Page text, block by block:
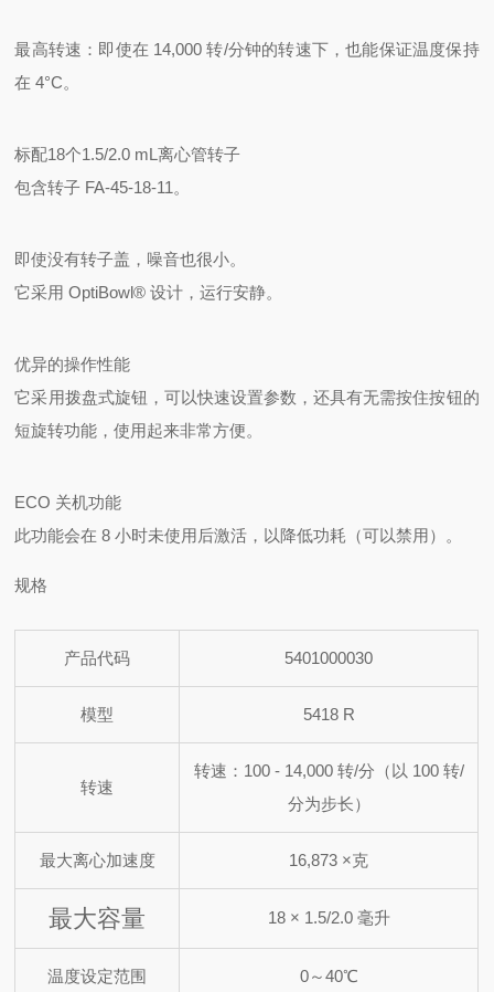
最高转速：即使在 14,000 转/分钟的转速下，也能保证温度保持
在 4°C。
标配18个1.5/2.0 mL离心管转子
包含转子 FA-45-18-11。
即使没有转子盖，噪音也很小。
它采用 OptiBowl® 设计，运行安静。
优异的操作性能
它采用拨盘式旋钮，可以快速设置参数，还具有无需按住按钮的
短旋转功能，使用起来非常方便。
ECO 关机功能
此功能会在 8 小时未使用后激活，以降低功耗（可以禁用）。
规格
产品代码 5401000030
模型 5418 R
转速
转速：100 - 14,000 转/分（以 100 转/
分为步长）
最大离心加速度 16,873 ×克
最大容量 18 × 1.5/2.0 毫升
温度设定范围 0～40℃